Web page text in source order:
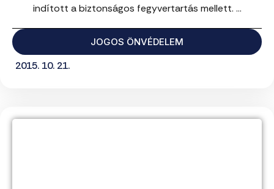
indított a biztonságos fegyvertartás mellett. ...
JOGOS ÖNVÉDELEM
2015. 10. 21.